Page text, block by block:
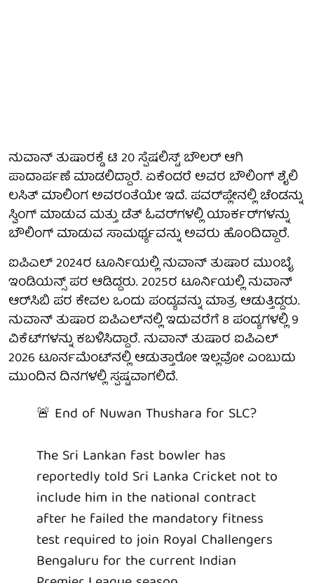
ನುವಾನ್ ತುಷಾರಕ್ಡೆ ಟಿ 20 ಸ್ಪೆಷಲಿಸ್ಟ್ ಬೌಲರ್ ಆಗಿ
ಪಾದಾರ್ಪಣೆ ಮಾಡಲಿದ್ದಾರೆ. ಏಕೆಂದರೆ ಅವರ ಬೌಲಿಂಗ್ ಶೈಲಿ
ಲಸಿತ್ ಮಾಲಿಂಗ ಅವರಂತೆಯೇ ಇದೆ. ಪವರ್‌ಪ್ಲೇನಲ್ಲಿ ಚೆಂಡನ್ನು
ಸ್ವಿಂಗ್ ಮಾಡುವ ಮತ್ತು ಡೆತ್ ಓವರ್‌ಗಳಲ್ಲಿ ಯಾರ್ಕರ್‌ಗಳನ್ನು
ಬೌಲಿಂಗ್ ಮಾಡುವ ಸಾಮರ್ಥ್ಯವನ್ನು ಅವರು ಹೊಂದಿದ್ದಾರೆ.
ಐಪಿಎಲ್ 2024ರ ಟೂರ್ನಿಯಲ್ಲಿ ನುವಾನ್ ತುಷಾರ ಮುಂಬೈ
ಇಂಡಿಯನ್ಸ್ ಪರ ಆಡಿದ್ದರು. 2025ರ ಟೂರ್ನಿಯಲ್ಲಿ ನುವಾನ್
ಆರ್‌ಸಿಬಿ ಪರ ಕೇವಲ ಒಂದು ಪಂದ್ಯವನ್ನು ಮಾತ್ರ ಆಡುತ್ತಿದ್ದರು.
ನುವಾನ್ ತುಷಾರ ಐಪಿಎಲ್‌ನಲ್ಲಿ ಇದುವರೆಗೆ 8 ಪಂದ್ಯಗಳಲ್ಲಿ 9
ವಿಕೆಟ್‌ಗಳನ್ನು ಕಬಳಿಸಿದ್ದಾರೆ. ನುವಾನ್ ತುಷಾರ ಐಪಿಎಲ್
2026 ಟೂರ್ನಮೆಂಟ್‌ನಲ್ಲಿ ಆಡುತ್ತಾರೋ ಇಲ್ಲವೋ ಎಂಬುದು
ಮುಂದಿನ ದಿನಗಳಲ್ಲಿ ಸ್ಪಷ್ಟವಾಗಲಿದೆ.
🚨 End of Nuwan Thushara for SLC?
The Sri Lankan fast bowler has
reportedly told Sri Lanka Cricket not to
include him in the national contract
after he failed the mandatory fitness
test required to join Royal Challengers
Bengaluru for the current Indian